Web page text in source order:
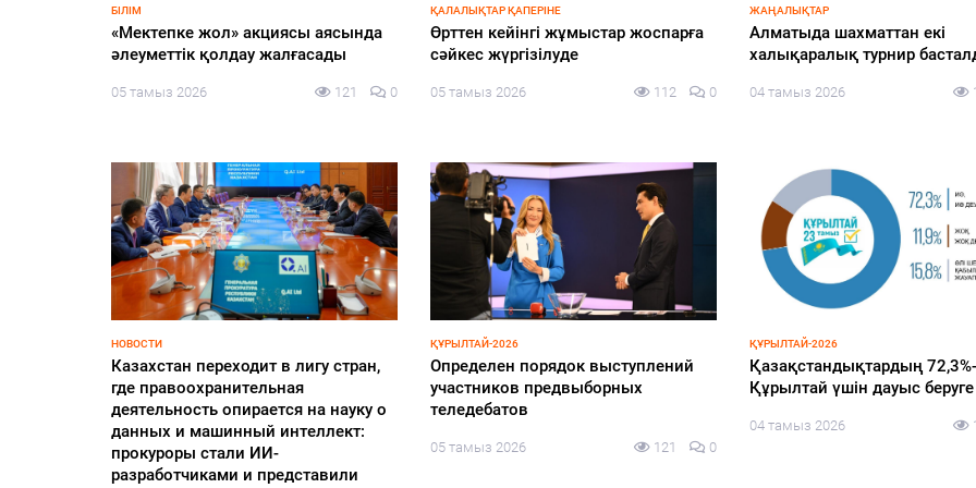
БІЛІМ
«Мектепке жол» акциясы аясында
әлеуметтік қолдау жалғасады
05 тамыз 2026 121 0
НОВОСТИ
Казахстан переходит в лигу стран,
где правоохранительная
деятельность опирается на науку о
данных и машинный интеллект:
прокуроры стали ИИ-
разработчиками и представили
ҚАЛАЛЫҚТАР ҚАПЕРІНЕ
Өрттен кейінгі жұмыстар жоспарға
сәйкес жүргізілуде
05 тамыз 2026 112 0
ҚҰРЫЛТАЙ-2026
Определен порядок выступлений
участников предвыборных
теледебатов
05 тамыз 2026 121 0
ЖАҢАЛЫҚТАР
Алматыда шахматтан екі
халықаралық турнир
04 тамыз 2026
ҚҰРЫЛТАЙ-2026
Қазақстандықтардың
Құрылтай үшін дауыс
04 тамыз 2026